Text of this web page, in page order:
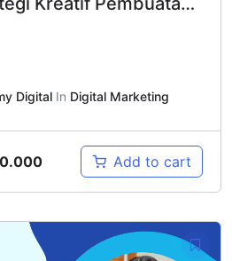
Digital In Digital Marketing
Add to cart